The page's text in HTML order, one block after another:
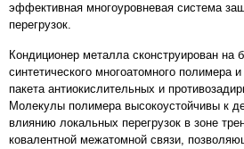
эффективная многоуровневая система
перегрузок.
Кондиционер металла сконструирован на
синтетического многоатомного полимера
пакета антиокислительных и
Молекулы полимера высокоустойчивы к
влиянию локальных перегрузок в зоне
ковалентной межатомной связи,